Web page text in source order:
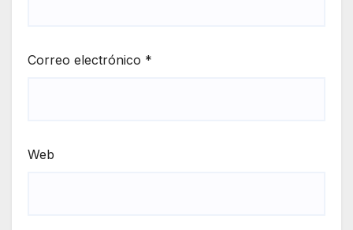
Correo electrónico *
Web